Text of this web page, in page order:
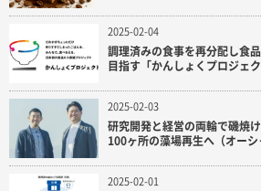
2025-02-04
調理済みの食事を再分配し食
目指す「かんしょくプロジェ
2025-02-03
研究開発と経営の両輪で磯焼
100ヶ所の藻場再生へ（オー
2025-02-01